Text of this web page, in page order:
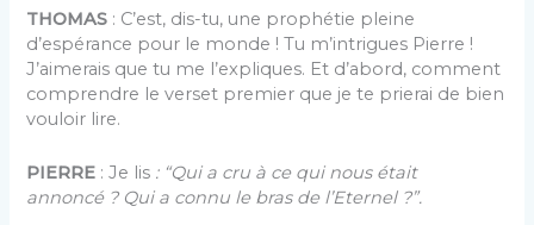
THOMAS : C’est, dis-tu, une prophétie pleine
d’espérance pour le monde ! Tu m’intrigues Pierre !
J’aimerais que tu me l’expliques. Et d’abord, comment
comprendre le verset premier que je te prierai de bien
vouloir lire.
PIERRE : Je lis : “Qui a cru à ce qui nous était
annoncé ? Qui a connu le bras de l’Eternel ?”.